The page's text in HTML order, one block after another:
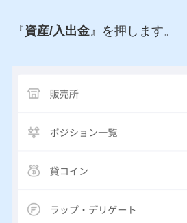
『資産/入出金』を押します。